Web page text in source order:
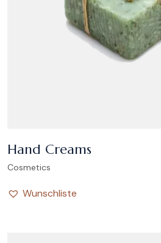
Hand Creams
Cosmetics
Wunschliste